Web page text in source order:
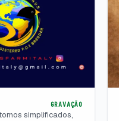
GRAVAÇÃO
simplificados,